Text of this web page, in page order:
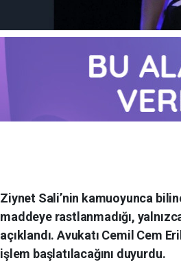
Ziynet Sali’nin kamuoyunca
maddeye rastlanmadığı,
açıklandı. Avukatı Cemil Cem
işlem başlatılacağını duyurdu.